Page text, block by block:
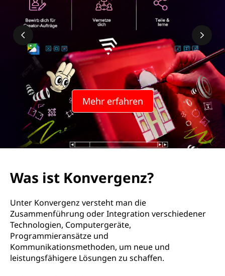
Mehr erfahren
Was ist Konvergenz?
Unter Konvergenz versteht man die
Zusammenführung oder Integration verschiedener
Technologien, Computergeräte,
Programmieransätze und
Kommunikationsmethoden, um neue und
leistungsfähigere Lösungen zu schaffen.